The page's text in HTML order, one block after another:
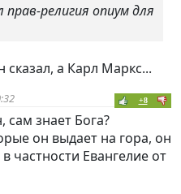
религия опиум для
сказал, а Карл Маркс...
+8
сам знает Бога?
он выдает на гора, он
частности Евангелие от